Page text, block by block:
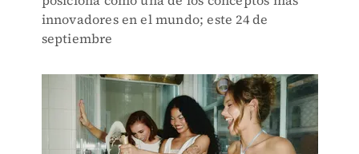
innovadores en el mundo; este 24 de
septiembre